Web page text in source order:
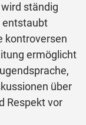
ständig
entstaubt
kontroversen
ermöglicht
über
Respekt vor